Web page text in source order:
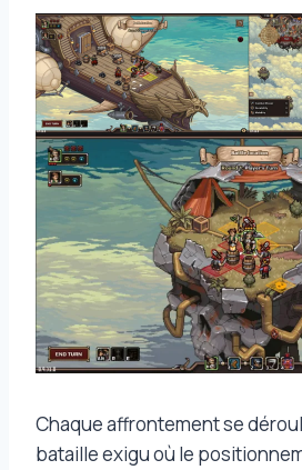
Chaque affrontement se
bataille exigu où le